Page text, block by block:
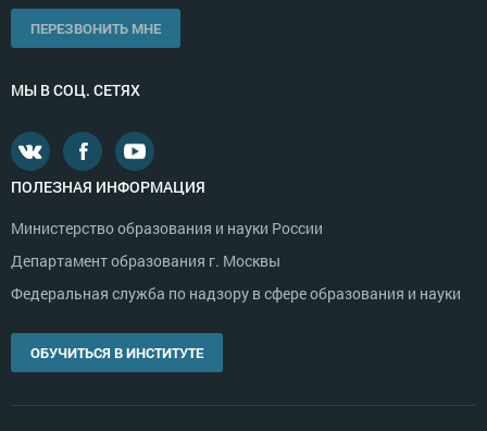
ПЕРЕЗВОНИТЬ МНЕ
МЫ В СОЦ. СЕТЯХ
ПОЛЕЗНАЯ ИНФОРМАЦИЯ
Министерство образования и науки России
Департамент образования г. Москвы
Федеральная служба по надзору в сфере образования и науки
ОБУЧИТЬСЯ В ИНСТИТУТЕ